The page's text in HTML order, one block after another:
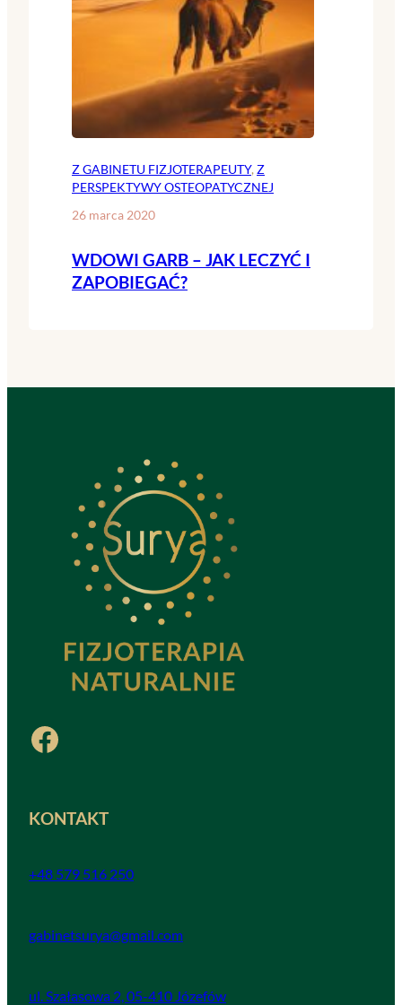
Z GABINETU FIZJOTERAPEUTY, Z
PERSPEKTYWY OSTEOPATYCZNEJ
26 marca 2020
WDOWI GARB – JAK LECZYĆ I
ZAPOBIEGAĆ?
Facebook
KONTAKT
+48 579 516 250
gabinetsurya@gmail.com
ul. Szałasowa 2, 05-410 Józefów